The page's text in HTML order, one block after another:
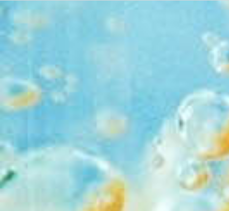
будет ли 3 Эйфории у вас
TimurN90
праздником днем защиты
братьям сестрам
@ STAWR pvv,
2026-04-07 12:02 @ STAWR,
магазин расширений
страны, но все 3
STAWR:
Очень сложно заходить на
makc8585 :